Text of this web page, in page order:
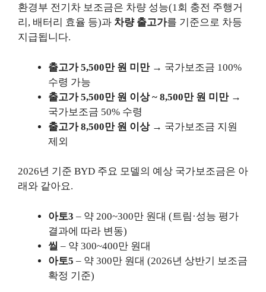
환경부 전기차 보조금은 차량 성능(1회 충전 주행거
리, 배터리 효율 등)과 차량 출고가를 기준으로 차등
지급됩니다.
출고가 5,500만 원 미만→ 국가보조금 100%
수령 가능
출고가 5,500만 원 이상 ~ 8,500만 원 미만→
국가보조금 50% 수령
출고가 8,500만 원 이상→ 국가보조금 지원
제외
2026년 기준 BYD 주요 모델의 예상 국가보조금은 아
래와 같아요.
아토3 – 약 200~300만 원대 (트림·성능 평가
결과에 따라 변동)
씰 – 약 300~400만 원대
아토5 – 약 300만 원대 (2026년 상반기 보조금
확정 기준)